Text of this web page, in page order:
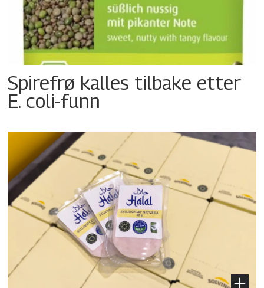
Spirefrø kalles tilbake etter
E. coli-funn